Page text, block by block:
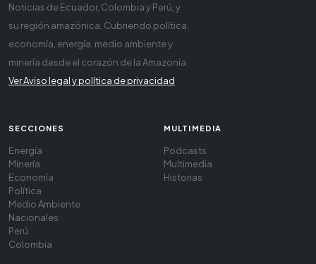
Noticias de Ecuador, Colombia y Perú, y
su región amazónica. Cubriendo política,
economía, energía, medio ambiente y
minería desde el corazón de la Amazonía
Ver Aviso legal y política de privacidad
SECCIONES
Energía
Minería
Economía
Política
Medio Ambiente
Nacionales
Perú
Colombia
MULTIMEDIA
Podcasts
Multimedia
Historias